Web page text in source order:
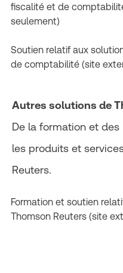
fiscalité et de
seulement)
Soutien relatif aux
de comptabilité (site
Autres solutions de
De la formation et
les produits et
Reuters.
Formation et soutien
Thomson Reuters (site